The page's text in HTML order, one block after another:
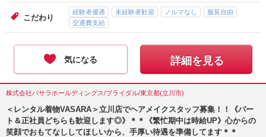
こだわり
経験者優遇 未経験者歓迎 ノルマなし
服装自由
交通費支給
気になる 詳細を見る
株式会社バサラホールディングス/ブライダル/東京都(立川市)
＜レンタル着物VASARA＞立川店でヘアメイクスタッフ募集！！《パー
ト＆正社員どちらも歓迎します◎》＊＊《繁忙期中は時給UP》心からの
笑顔でおもてなししてほしいから、手厚い待遇を準備してます＊＊